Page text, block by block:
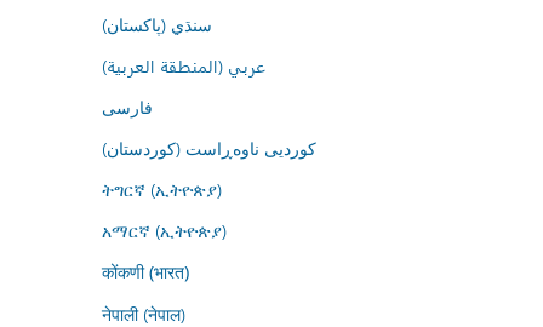
سنڌي (پاکستان)
عربي (المنطقة العربية)
فارسى
کوردیی ناوەڕاست (کوردستان)
ትግርኛ (ኢትዮጵያ)
አማርኛ (ኢትዮጵያ)
कोंकणी (भारत)
नेपाली (नेपाल)